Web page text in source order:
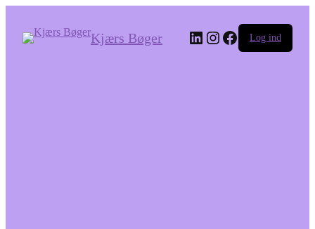
Kjærs Bøger LinkedIn
Instagram
Facebook
Log ind